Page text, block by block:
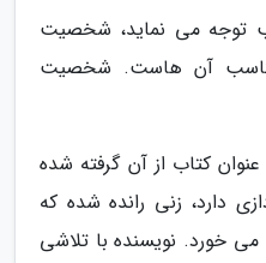
توجه می نماید، شخصیت
آن هاست. شخصیت
کتاب از آن گرفته شده
دارد، زنی رانده شده که
خورد. نویسنده با تلاشی